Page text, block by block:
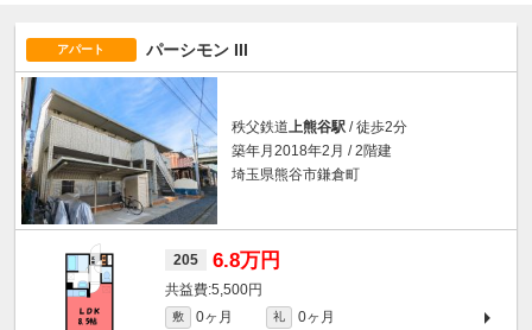
アパート パーシモン III
秩父鉄道上熊谷駅 / 徒歩2分
築年月2018年2月 / 2階建
埼玉県熊谷市鎌倉町
205 6.8万円
5,500円
敷 0ヶ月 礼
0ヶ月